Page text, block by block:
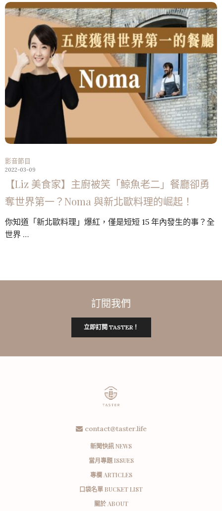
影音節目
2022-03-09
【Liz 美食家】主廚被笑「鯨魚老二」餐廳卻勇
奪世界第一？Noma 與新北歐料理的崛起！
你知道「新北歐料理」爆紅，僅是短短 15 年內發生的事？全
世界 …
訂閱我們
立即訂閱 TASTER！
contact@taster.life
新聞快訊 NEWS
當月專題 ISSUES
專欄 ARTICLES
口袋名單 BUCKET LIST
關於 ABOUT